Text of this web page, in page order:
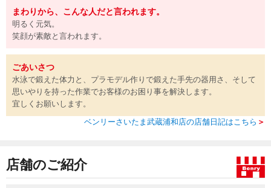
まわりから、こんな人だと言われます。
明るく元気。
笑顔が素敵と言われます。
ごあいさつ
水泳で鍛えた体力と、プラモデル作りで鍛えた手先の器用さ、そして
思いやりを持った作業でお客様のお困り事を解決します。
宜しくお願いします。
ベンリーさいたま武蔵浦和店の店舗日記はこちら ＞
店舗のご紹介